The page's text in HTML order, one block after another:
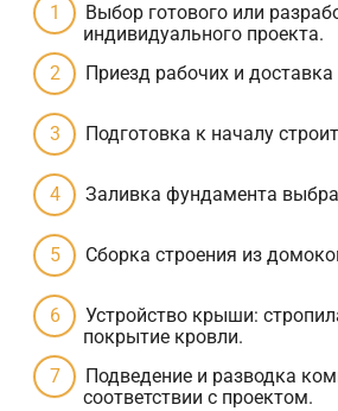
Выбор готового или
индивидуального проекта.
Приезд рабочих и
Подготовка к началу
Заливка фундамента
Сборка строения из
Устройство крыши:
покрытие кровли.
Подведение и разводка
соответствии с проектом.